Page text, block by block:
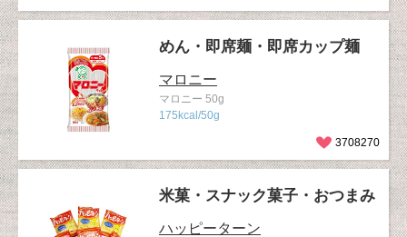
めん・即席麺・即席カップ麺
マロニー
マロニー 50g
175kcal/50g
3708270
米菓・スナック菓子・おつまみ
ハッピーターン